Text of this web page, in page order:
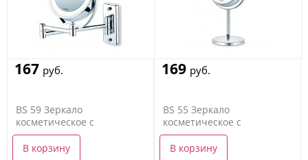
167 руб.
BS 59 Зеркало
косметическое с
подсветкой
В корзину
169 руб.
BS 55 Зеркало
косметическое с
подсветкой
В корзину